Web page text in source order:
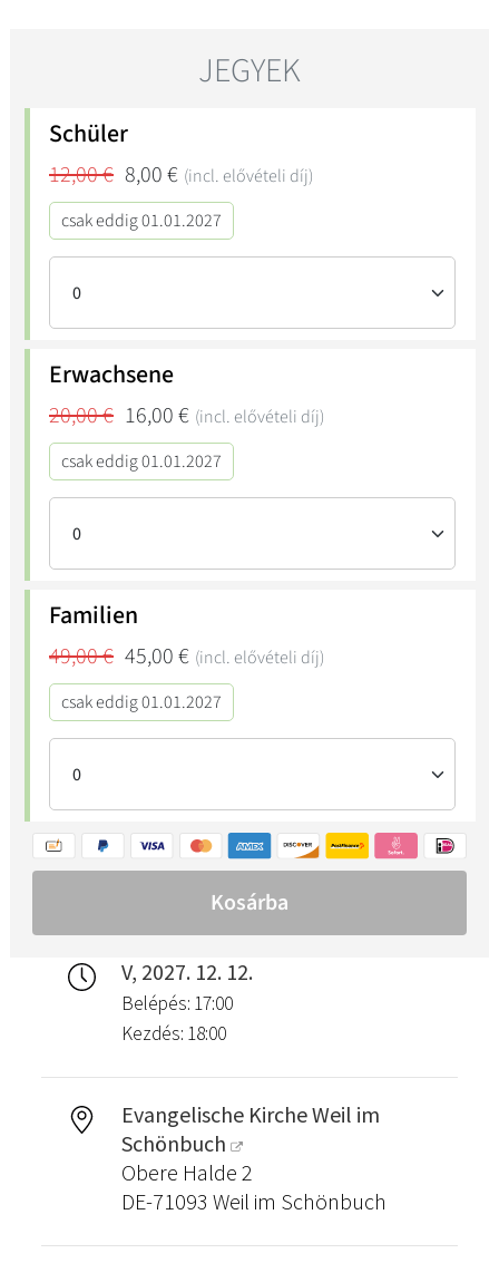
V, 2027. 12. 12.
Belépés: 17:00
Kezdés: 18:00
Evangelische Kirche Weil im
Schönbuch
Obere Halde 2
DE-71093 Weil im Schönbuch